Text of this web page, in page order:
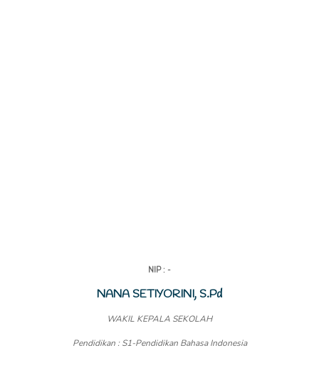
NIP : -
NANA SETIYORINI, S.Pd
WAKIL KEPALA SEKOLAH
Pendidikan : S1-Pendidikan Bahasa Indonesia